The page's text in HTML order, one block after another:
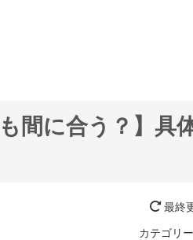
間に合う？】具
最終
カテゴリー